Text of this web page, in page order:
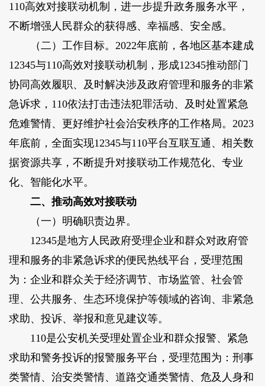
110高效对接联动机制，进一步提升政务服务水平，
不断增强人民群众的获得感、幸福感、安全感。
（二）工作目标。 2022年底前，各地区基本建成
12345与110高效对接联动机制，形成12345推动部门
协同高效履职、及时解决涉及政府管理和服务的非紧
急诉求，110依法打击违法犯罪活动、及时处置紧急
危难警情、更好维护社会治安秩序的工作格局。2023
年底前，全面实现12345与110平台互联互通、相关数
据资源共享，不断提升对接联动工作规范化、专业
化、智能化水平。
二、推动高效对接联动
（一）明确职责边界。
12345是地方人民政府受理企业和群众对政府管
理和服务的非紧急诉求的便民热线平台，受理范围
为：企业和群众关于经济调节、市场监管、社会管
理、公共服务、生态环境保护等领域的咨询、非紧急
求助、投诉、举报和意见建议等。
110是公安机关受理处置企业和群众报警、紧急
求助和警务投诉的报警服务平台，受理范围为：刑事
类警情、治安类警情、道路交通类警情、危及人身和